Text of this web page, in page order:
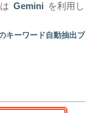
Gemini
を利用
キーワード自動抽出